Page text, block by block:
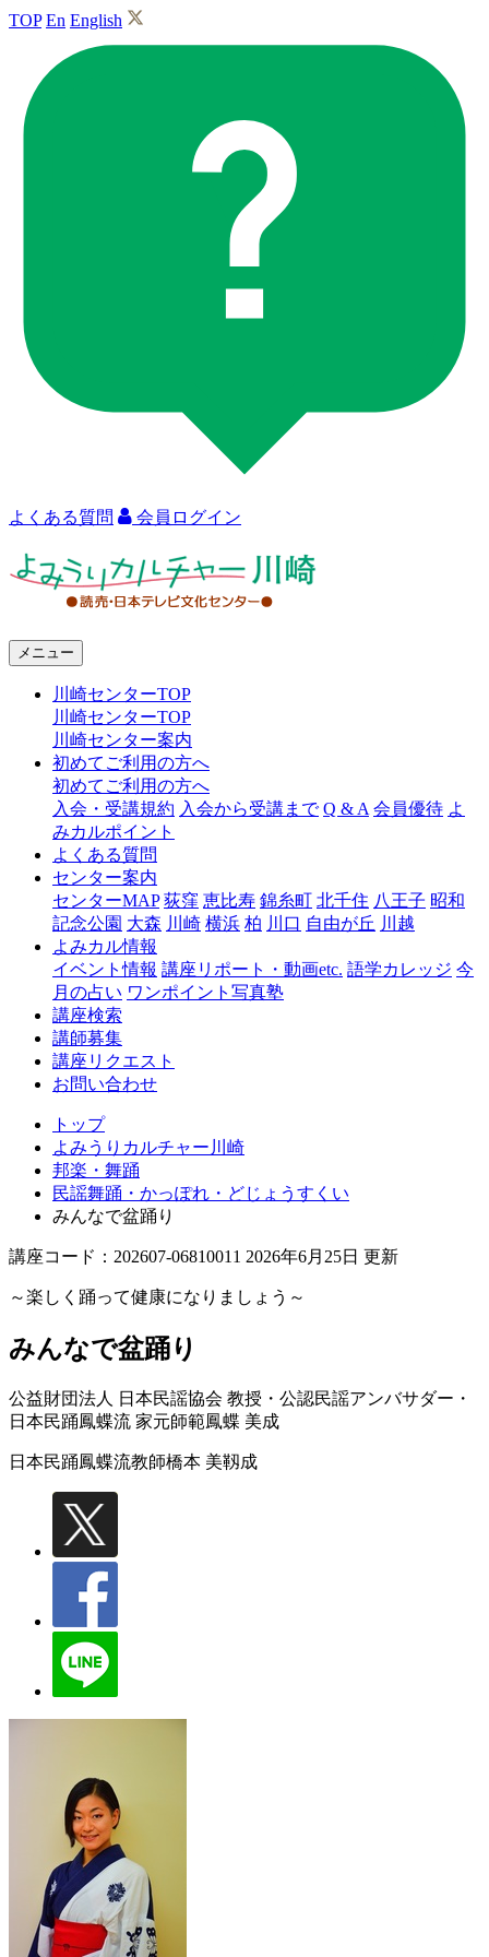
TOP En English
よくある質問 会員ログイン
ャ
崎
メニュー
川崎センターTOP
川崎センターTOP
川崎センター案内
初めてご利用の方へ
初めてご利用の方へ
入会・受講規約 入会から受講まで Q & A 会員優待 よ
みカルポイント
よくある質問
センター案内
センターMAP 荻窪 恵比寿 錦糸町 北千住 八王子 昭和
記念公園 大森 川崎 横浜 柏 川口 自由が丘 川越
よみカル情報
イベント情報 講座リポート・動画etc. 語学カレッジ 今
月の占い ワンポイント写真塾
講座検索
講師募集
講座リクエスト
お問い合わせ
トップ
よみうりカルチャー川崎
邦楽・舞踊
民謡舞踊・かっぽれ・どじょうすくい
みんなで盆踊り
講座コード：202607-06810011 2026年6月25日 更新
～楽しく踊って健康になりましょう～
みんなで盆踊り
公益財団法人 日本民謡協会 教授・公認民謡アンバサダー・
日本民踊鳳蝶流 家元師範鳳蝶 美成
日本民踊鳳蝶流教師橋本 美靱成